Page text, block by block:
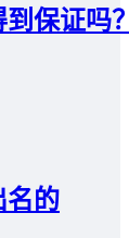
到保证吗
名的